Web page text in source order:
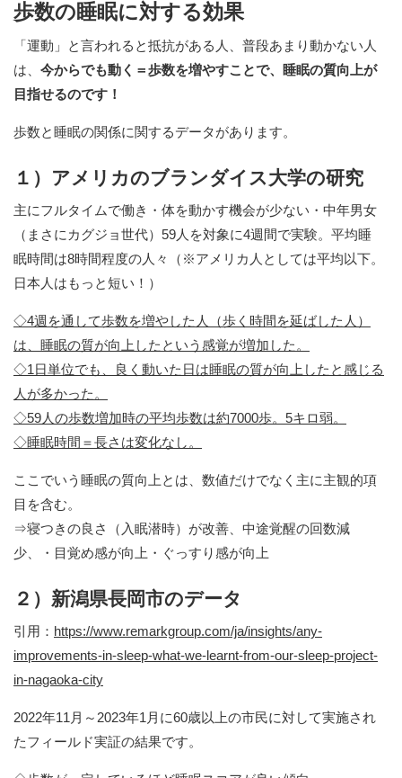
歩数の睡眠に対する効果
「運動」と言われると抵抗がある人、普段あまり動かない人
は、 今からでも動く＝歩数を増やすことで、睡眠の質向上が
目指せるのです！
歩数と睡眠の関係に関するデータがあります。ㅤ
１）アメリカのブランダイス大学の研究
主にフルタイムで働き・体を動かす機会が少ない・中年男女
（まさにカグジョ世代）59人を対象に4週間で実験。平均睡
眠時間は8時間程度の人々（※アメリカ人としては平均以下。
日本人はもっと短い！）
◇4週を通して歩数を増やした人（歩く時間を延ばした人）
は、睡眠の質が向上したという感覚が増加した。
◇1日単位でも、良く動いた日は睡眠の質が向上したと感じる
人が多かった。
◇59人の歩数増加時の平均歩数は約7000歩。5キロ弱。
◇睡眠時間＝長さは変化なし。
ここでいう睡眠の質向上とは、数値だけでなく主に主観的項
目を含む。
⇒寝つきの良さ（入眠潜時）が改善、中途覚醒の回数減
少、・目覚め感が向上・ぐっすり感が向上
２）新潟県長岡市のデータ
引用： https://www.remarkgroup.com/ja/insights/any-
improvements-in-sleep-what-we-learnt-from-our-sleep-project-
in-nagaoka-city
2022年11月～2023年1月に60歳以上の市民に対して実施され
たフィールド実証の結果です。